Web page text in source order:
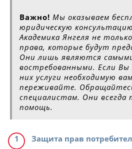
Важно! Мы оказываем
юридическую
Академика Янгеля не
права, которые будут
Они лишь являются
востребованными. Если Вы
них услуги необходимую
переживайте.
специалистам. Они всегда
помощь.
Защита прав